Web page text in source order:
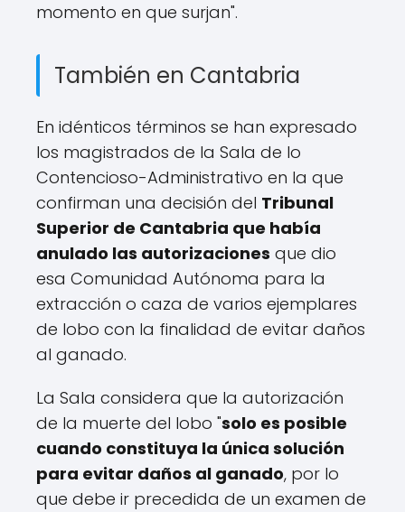
momento en que surjan".
También en Cantabria
En idénticos términos se han expresado
los magistrados de la Sala de lo
Contencioso-Administrativo en la que
confirman una decisión del Tribunal
Superior de Cantabria que había
anulado las autorizaciones que dio
esa Comunidad Autónoma para la
extracción o caza de varios ejemplares
de lobo con la finalidad de evitar daños
al ganado.
La Sala considera que la autorización
de la muerte del lobo "solo es posible
cuando constituya la única solución
para evitar daños al ganado, por lo
que debe ir precedida de un examen de